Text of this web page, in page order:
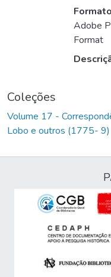
Adobe
Format
Coleções
Volume 17 -
Lobo e outros (1775- 9)